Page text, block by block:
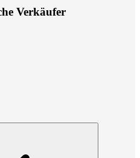
Verkäufer